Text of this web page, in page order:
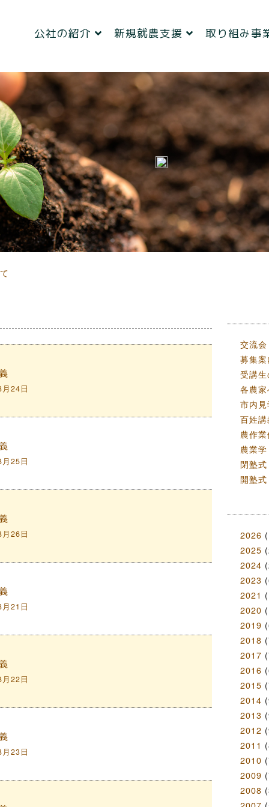
公社の紹介 新規就農支援 取り組み事
24日
25日
26日
21日
22日
23日
交流
募集
受講
各農
市内
百姓
農作
農業
閉塾式
開塾式
2026
2025
2024
2023
2021
2020
2019
2018
2017
2016
2015
2014
2013
2012
2011
2010
2009
2008